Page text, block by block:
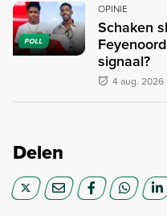
POLL
OPINIE
Schaken
signaal?
4 aug. 2026
Delen